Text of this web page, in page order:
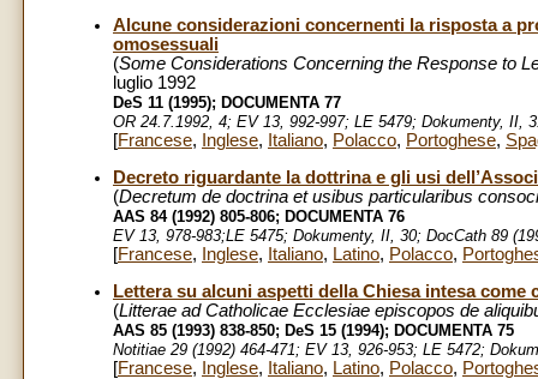
Alcune considerazioni concernenti la risposta a
omosessuali
(Some Considerations Concerning the Response to
luglio 1992
DeS 11 (1995); DOCUMENTA 77
OR 24.7.1992, 4; EV 13, 992-997; LE 5479; Dokumenty, II,
[Francese, Inglese, Italiano, Polacco, Portoghese,
Decreto riguardante la dottrina e gli usi
(Decretum de doctrina et usibus particularibus
AAS 84 (1992) 805-806; DOCUMENTA 76
EV 13, 978-983;LE 5475; Dokumenty, II, 30; DocCath 89
[Francese, Inglese, Italiano, Latino, Polacco,
Lettera su alcuni aspetti della Chiesa intesa come
(Litterae ad Catholicae Ecclesiae episcopos de
AAS 85 (1993) 838-850; DeS 15 (1994); DOCUMENTA 75
Notitiae 29 (1992) 464-471; EV 13, 926-953; LE 5472;
[Francese, Inglese, Italiano, Latino, Polacco,